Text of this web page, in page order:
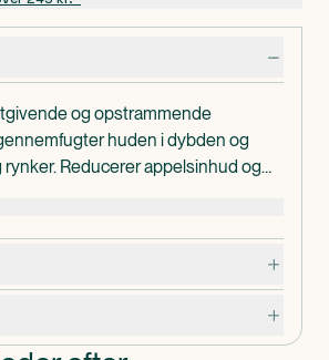
og opstrammende
huden i dybden og
rynker. Reducerer appelsinhud og
og trænger hurtigt ind,
vegansk. Velegnet til alle